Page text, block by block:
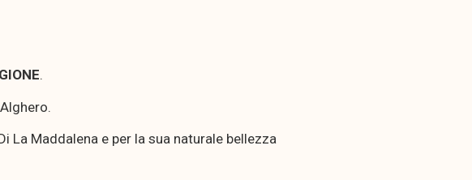
.
La Maddalena e per la sua naturale bellezza